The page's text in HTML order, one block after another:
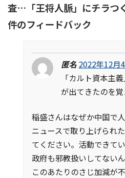
査…「王将人脈」にチラつ
件のフィードバック
匿名 2022年12月
「カルト資本主
が出てきたのを覚
稲盛さんはなぜか中国で人
ニュースで取り上げられ
てください。活動できて
政府も邪教扱いしてないん
このあたりのさじ加減が不